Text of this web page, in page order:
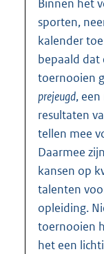
Binnen het
sporten,
kalender
bepaald dat
toernooien
prejeugd,
resultaten
tellen mee
Daarmee
kansen op
talenten
opleiding.
toernooien
het een